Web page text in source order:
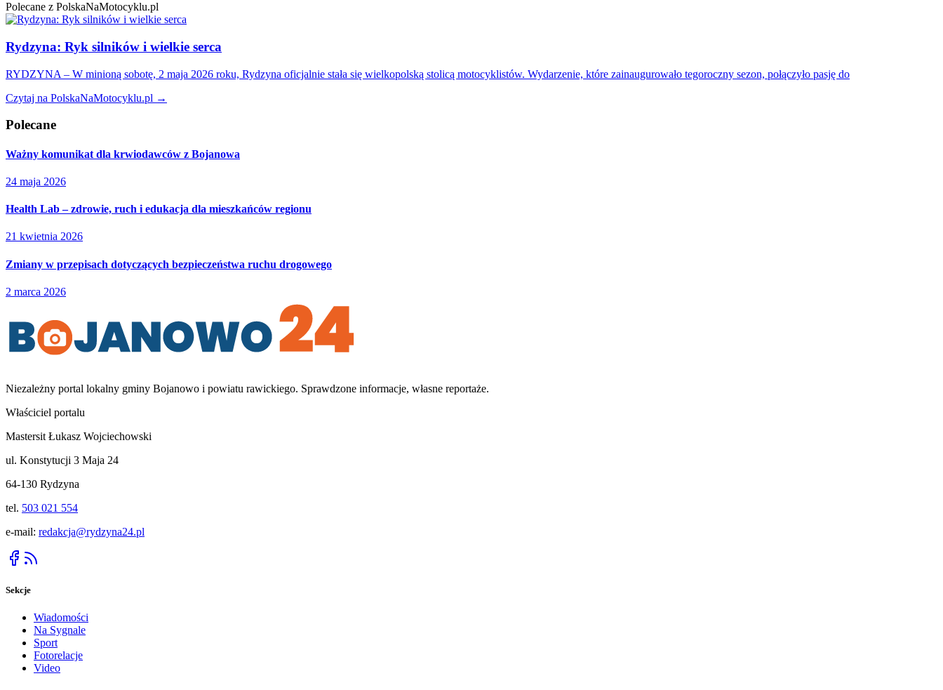
Polecane z PolskaNaMotocyklu.pl
Rydzyna: Ryk silników i wielkie serca
RYDZYNA – W minioną sobotę, 2 maja 2026 roku, Rydzyna oficjalnie stała się wielkopolską stolicą motocyklistów. Wydarzenie, które zainaugurowało tegoroczny sezon, połączyło pasję do
Czytaj na PolskaNaMotocyklu.pl →
Polecane
Ważny komunikat dla krwiodawców z Bojanowa
24 maja 2026
Health Lab – zdrowie, ruch i edukacja dla mieszkańców regionu
21 kwietnia 2026
Zmiany w przepisach dotyczących bezpieczeństwa ruchu drogowego
2 marca 2026
Niezależny portal lokalny gminy Bojanowo i powiatu rawickiego. Sprawdzone informacje, własne reportaże.
Właściciel portalu
Mastersit Łukasz Wojciechowski
ul. Konstytucji 3 Maja 24
64-130 Rydzyna
tel. 503 021 554
e-mail: redakcja@rydzyna24.pl
Sekcje
Wiadomości
Na Sygnale
Sport
Fotorelacje
Video